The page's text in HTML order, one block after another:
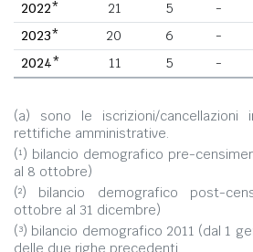
2022*
21 5 -
2023*
20 6 -
2024*
11 5 -
(a) sono le iscrizioni/cancellazioni
rettifiche amministrative.
(¹) bilancio demografico pre-
al 8 ottobre)
(²) bilancio demografico post-
ottobre al 31 dicembre)
(³) bilancio demografico 2011 (dal 1
delle due righe precedenti.